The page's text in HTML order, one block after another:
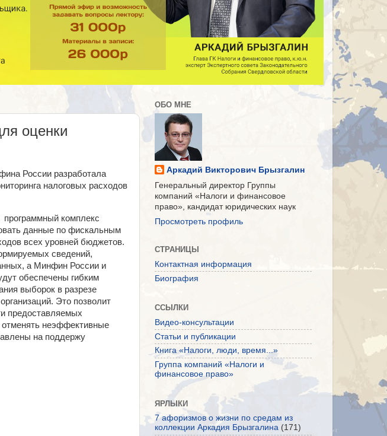
оценки
России разработала
налоговых расходов
программный комплекс
данные по фискальным
всех уровней бюджетов.
сведений,
а Минфин России и
обеспечены гибким
выборок в разрезе
Это позволит
предоставляемых
отменять неэффективные
на поддержу
ОБО МНЕ
Аркадий Викторович Брызгалин
Генеральный директор Группы
компаний «Налоги и финансовое
право», кандидат юридических наук
Просмотреть профиль
СТРАНИЦЫ
Контактная информация
Биография
ССЫЛКИ
Видео-консультации
Статьи и публикации
Книга «Налоги, люди, время...»
Группа компаний «Налоги и
финансовое право»
ЯРЛЫКИ
7 афоризмов о жизни по средам из
коллекции Аркадия Брызгалина (171)